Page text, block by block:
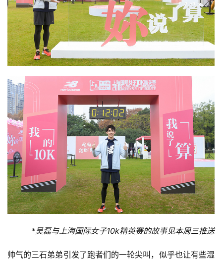
*吴磊与上海国际女子10k精英赛的故事见本周三推送
帅气的三石弟弟引发了跑者们的一轮尖叫，似乎也让有些湿